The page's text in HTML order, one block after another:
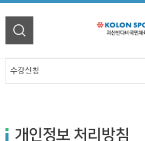
수강신청
개인정보 처리방침